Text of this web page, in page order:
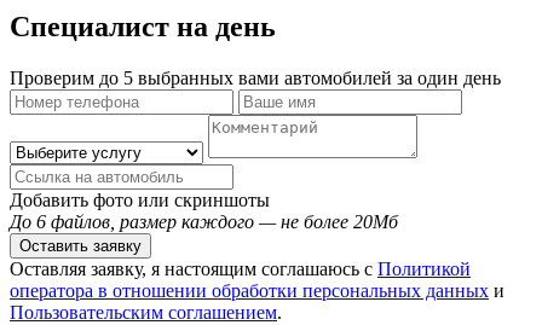
Специалист на день
Проверим до 5 выбранных вами автомобилей за один день
Добавить фото или скриншоты
До 6 файлов, размер каждого — не более 20Мб
Оставить заявку
Оставляя заявку, я настоящим соглашаюсь с Политикой
оператора в отношении обработки персональных данных и
Пользовательским соглашением.